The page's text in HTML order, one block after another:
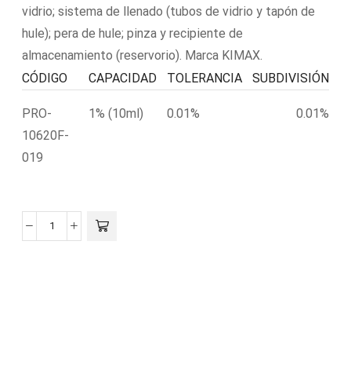
vidrio; sistema de llenado (tubos de vidrio y tapón de
hule); pera de hule; pinza y recipiente de
almacenamiento (reservorio). Marca KIMAX.
CÓDIGO
CAPACIDAD TOLERANCIA SUBDIVISIÓN
PRO-
10620F-
019
1% (10ml) 0.01% 0.01%